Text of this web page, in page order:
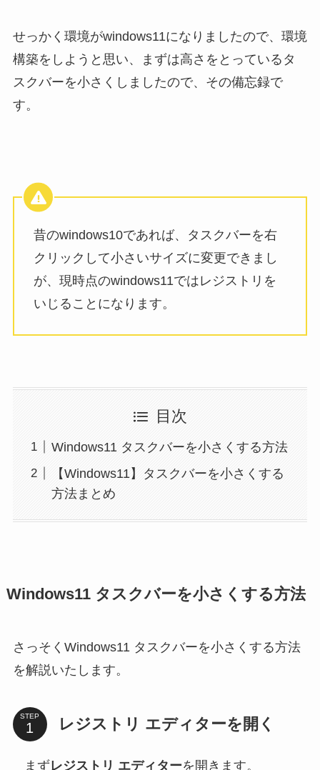
せっかく環境がwindows11になりましたので、環境
構築をしようと思い、まずは高さをとっているタ
スクバーを小さくしましたので、その備忘録で
す。
昔のwindows10であれば、タスクバーを右
クリックして小さいサイズに変更できまし
が、現時点のwindows11ではレジストリを
いじることになります。
目次
Windows11 タスクバーを小さくする方法
【Windows11】タスクバーを小さくする
方法まとめ
Windows11 タスクバーを小さくする方法
さっそくWindows11 タスクバーを小さくする方法
を解説いたします。
STEP レジストリ エディターを開く
まずレジストリ エディターを開きます。